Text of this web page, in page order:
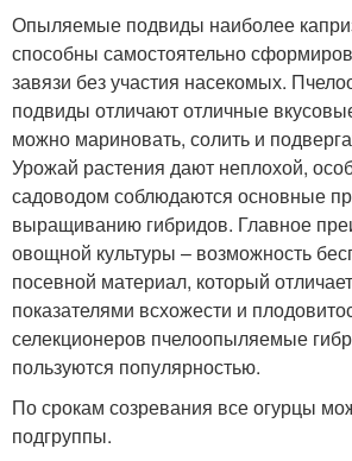
Опыляемые подвиды наиболее
способны самостоятельно
завязи без участия насекомых.
подвиды отличают отличные
можно мариновать, солить и
Урожай растения дают неплохой,
садоводом соблюдаются основные
выращиванию гибридов. Главное
овощной культуры – возможность
посевной материал, который
показателями всхожести и
селекционеров пчелоопыляемые
пользуются популярностью.
По срокам созревания все огурцы
подгруппы.